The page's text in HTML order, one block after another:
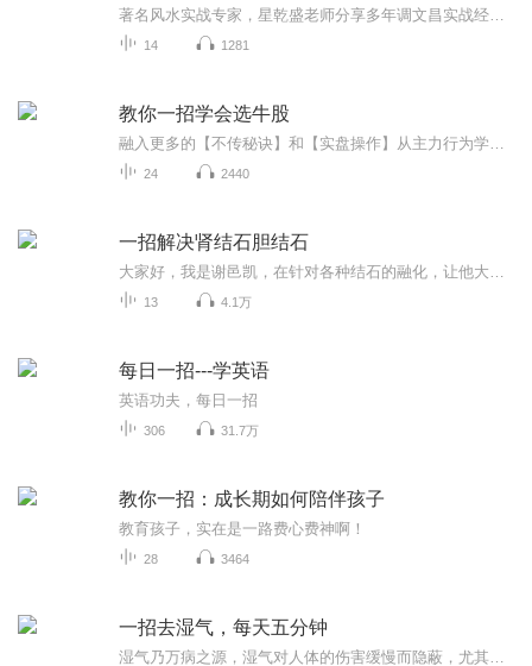
14 1281
教你一招学会选牛股
24 2440
一招解决肾结石胆结石
13 4.1万
每日一招---学英语
英语功夫，每日一招
306 31.7万
教你一招：成长期如何陪伴孩子
教育孩子，实在是一路费心费神啊！
28 3464
一招去湿气，每天五分钟